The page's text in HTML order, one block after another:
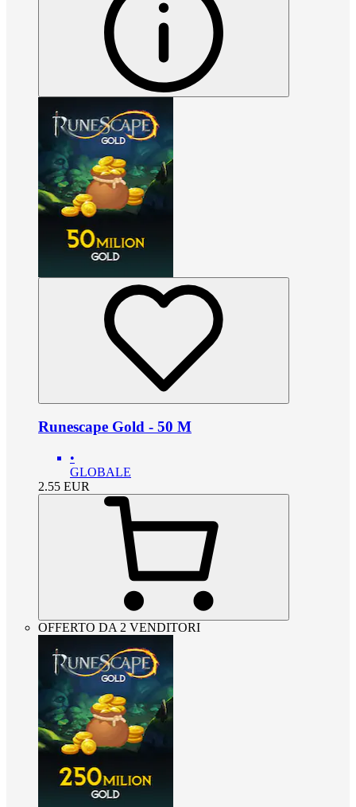
Runescape Gold - 50 M
•
GLOBALE
2.55 EUR
OFFERTO DA 2 VENDITORI